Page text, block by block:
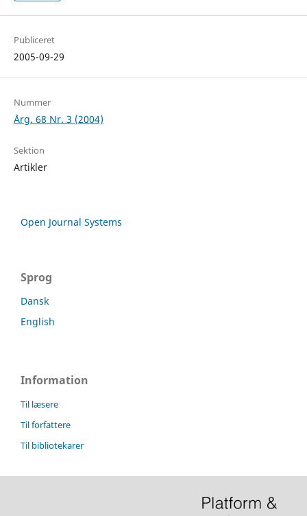
Publiceret
2005-09-29
Nummer
Årg. 68 Nr. 3 (2004)
Sektion
Artikler
Open Journal Systems
Sprog
Dansk
English
Information
Til læsere
Til forfattere
Til bibliotekarer